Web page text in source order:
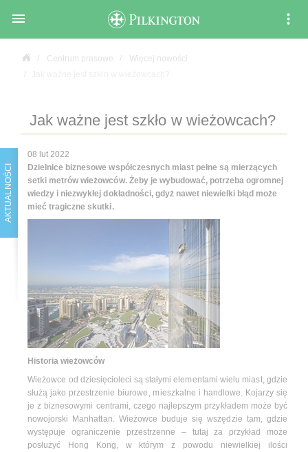

Centrum prasowe
Więcej nowości
Jak ważne jest szkło w wieżowcach?
AKTUALNOŚCI
08 lut 2022
Dzielnice biznesowe współczesnych miast pełne są mierzących
setki metrów wieżowców. Żeby je wybudować, potrzeba ogromnej
wiedzy i niezwykłej dokładności, gdyż nawet niewielki błąd może
mieć tragiczne skutki.
Historia wieżowców
Wieżowce od dziesięcioleci są stałymi elementami wielu miast, gdzie
służą jako przestrzenie biurowe, mieszkalne i handlowe. Kojarzy się
je z biznesowymi centrami, czego najlepszym przykładem może być
nowojorski Manhattan. Wieżowce buduje się wszędzie tam, gdzie
występuje ograniczenie przestrzenne – tutaj za przykład może
posłużyć Hong Kong, w którym z powodu niewielkiej ilości